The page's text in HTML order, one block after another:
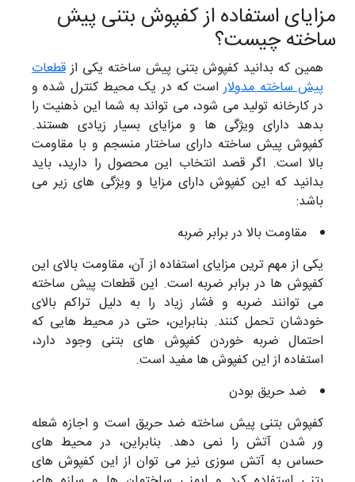
مزایای استفاده از کفپوش بتنی پیش
ساخته چیست؟
همین که بدانید کفپوش بتنی پیش ساخته یکی ازقطعات
پیش ساخته مدولاراست که در یک محیط کنترل شده و
در کارخانه تولید می شود، می تواند به شما این ذهنیت را
بدهد دارای ویژگی ها و مزایای بسیار زیادی هستند.
کفپوش پیش ساخته دارای ساختار منسجم و با مقاومت
بالا است. اگر قصد انتخاب این محصول را دارید، باید
بدانید که این کفپوش دارای مزایا و ویژگی های زیر می
باشد:
مقاومت بالا در برابر ضربه
یکی از مهم ترین مزایای استفاده از آن، مقاومت بالای این
کفپوش ها در برابر ضربه است. این قطعات پیش ساخته
می توانند ضربه و فشار زیاد را به دلیل تراکم بالای
خودشان تحمل کنند. بنابراین، حتی در محیط هایی که
احتمال ضربه خوردن کفپوش های بتنی وجود دارد،
استفاده از این کفپوش ها مفید است.
ضد حریق بودن
کفپوش بتنی پیش ساخته ضد حریق است و اجازه شعله
ور شدن آتش را نمی دهد. بنابراین، در محیط های
حساس به آتش سوزی نیز می توان از این کفپوش های